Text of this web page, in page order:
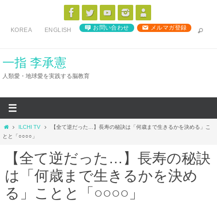
ス
KOREA ENGLISH お問い合わせ メルマガ登録
一指 李承憲
人類愛・地球愛を実践する脳教育
ホ
ー
ILCHI TV
【全て逆だった…】長寿の秘訣は「何歳まで生きるかを決める」こ
とと「○○○○」
【全て逆だった…】長寿の秘訣
は「何歳まで生きるかを決め
る」ことと「○○○○」